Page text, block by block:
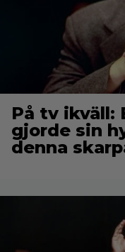
På tv ikväll:
gjorde sin
denna